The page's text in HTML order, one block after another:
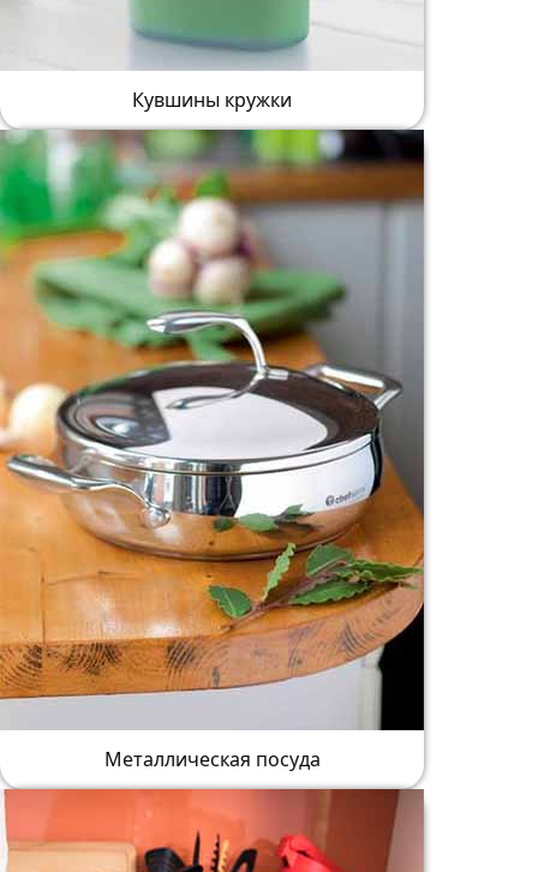
Кувшины кружки
Металлическая посуда